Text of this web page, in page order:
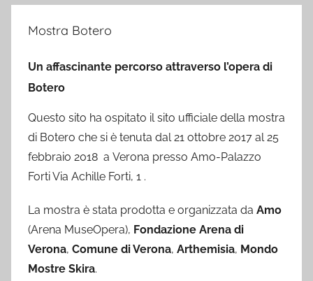
Mostra Botero
Un affascinante percorso attraverso l’opera di
Botero
Questo sito ha ospitato il sito ufficiale della mostra
di Botero che si è tenuta dal 21 ottobre 2017 al 25
febbraio 2018 a Verona presso Amo-Palazzo
Forti Via Achille Forti, 1 .
La mostra è stata prodotta e organizzata da Amo
(Arena MuseOpera), Fondazione Arena di
Verona, Comune di Verona, Arthemisia, Mondo
Mostre Skira.